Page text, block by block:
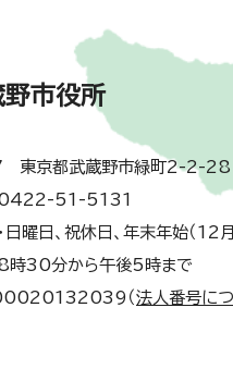
野市役所
京都武蔵野市緑町2-2-28
0422-51-5131
日曜日、祝休日、年末年始（
8時30分から午後5時まで
（ 法人番号に